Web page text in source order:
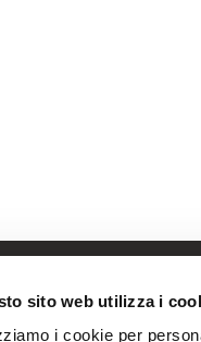
sito web utilizza i
i cookie per